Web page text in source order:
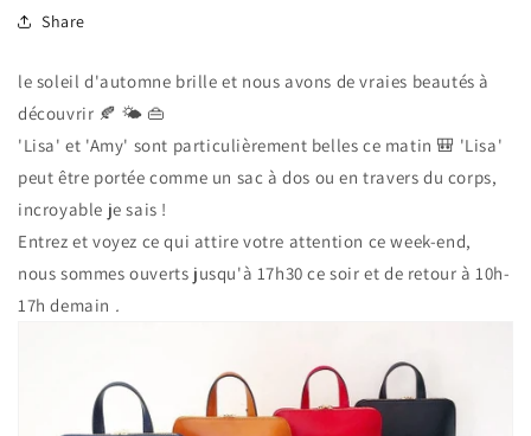
Share
le soleil d'automne brille et nous avons de vraies beautés à
découvrir 🍂 🌤 👜
'Lisa' et 'Amy' sont particulièrement belles ce matin 🎒 'Lisa'
peut être portée comme un sac à dos ou en travers du corps,
incroyable je sais !
Entrez et voyez ce qui attire votre attention ce week-end,
nous sommes ouverts jusqu'à 17h30 ce soir et de retour à 10h-
17h demain .